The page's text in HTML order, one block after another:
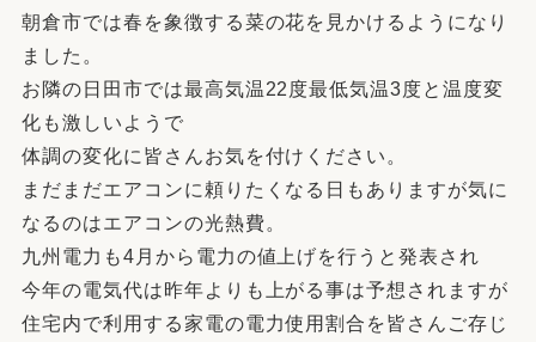
朝倉市では春を象徴する菜の花を見かけるようになり
ました。
お隣の日田市では最高気温22度最低気温3度と温度変
化も激しいようで
体調の変化に皆さんお気を付けください。
まだまだエアコンに頼りたくなる日もありますが気に
なるのはエアコンの光熱費。
九州電力も4月から電力の値上げを行うと発表され
今年の電気代は昨年よりも上がる事は予想されますが
住宅内で利用する家電の電力使用割合を皆さんご存じ